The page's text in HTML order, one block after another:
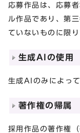
応募作品は、応募
ル作品であり、第
ていないものに限り
生成AIの使用
生成AIのみによっ
著作権の帰属
採用作品の著作権